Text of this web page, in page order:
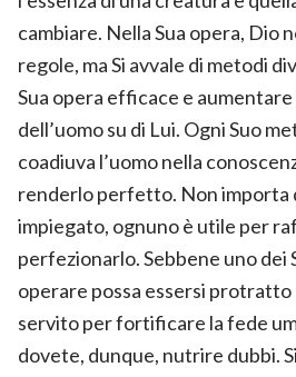
cambiare. Nella Sua opera, Dio
regole, ma Si avvale di metodi
Sua opera efficace e
dell’uomo su di Lui. Ogni Suo
coadiuva l’uomo nella
renderlo perfetto. Non importa
impiegato, ognuno è utile per
perfezionarlo. Sebbene uno dei
operare possa essersi protratto
servito per fortificare la fede
dovete, dunque, nutrire dubbi.